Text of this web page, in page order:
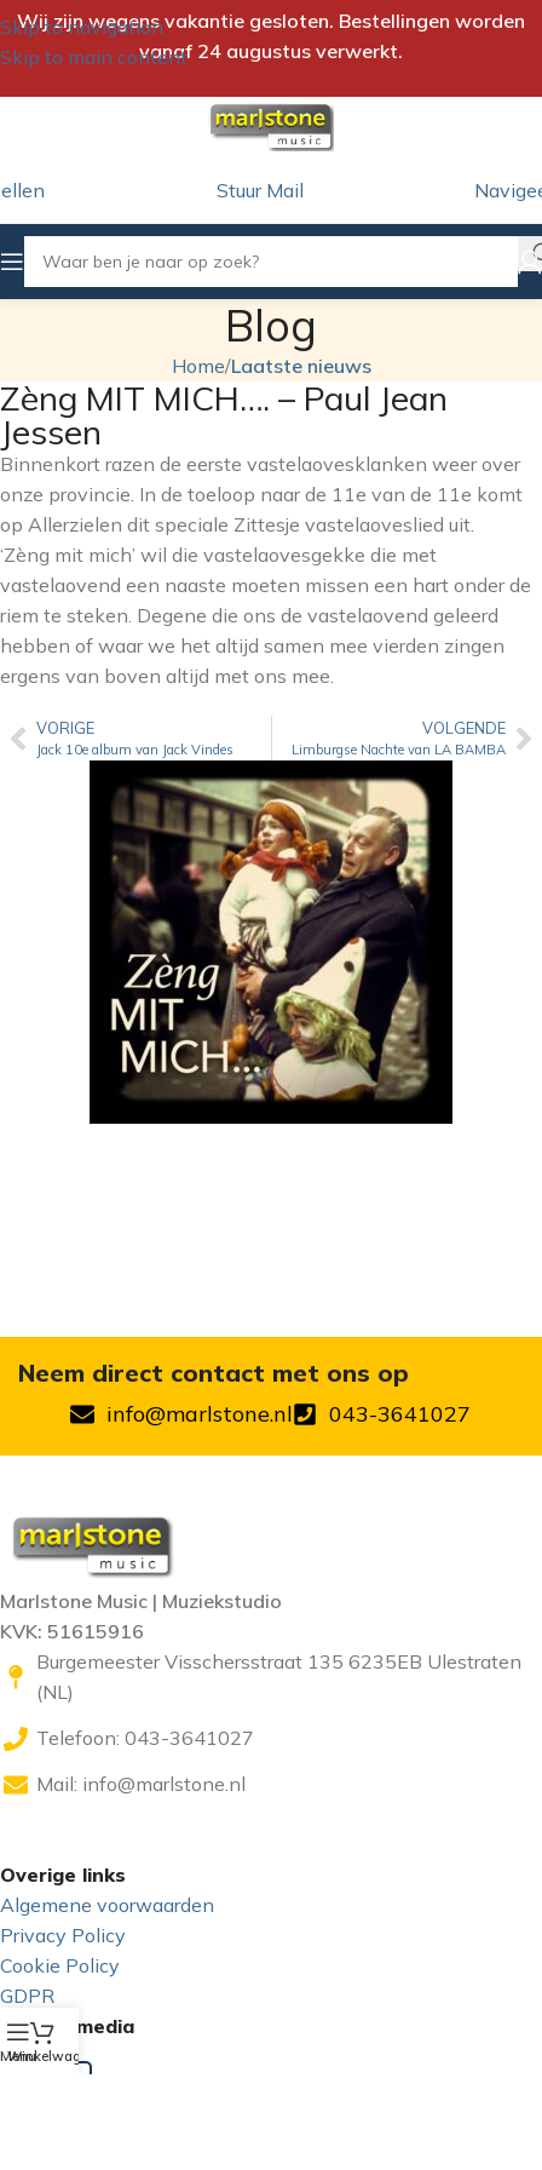
Skip to navigation
Skip to main content
Wij zijn wegens vakantie gesloten. Bestellingen worden
vanaf 24 augustus verwerkt.
Stuur Mail
Blog
Home/Laatste nieuws
Zèng MIT MICH…. – Paul Jean
Jessen
Binnenkort razen de eerste vastelaovesklanken weer over
onze provincie. In de toeloop naar de 11e van de 11e komt
op Allerzielen dit speciale Zittesje vastelaoveslied uit.
‘Zèng mit mich’ wil die vastelaovesgekke die met
vastelaovend een naaste moeten missen een hart onder de
riem te steken. Degene die ons de vastelaovend geleerd
hebben of waar we het altijd samen mee vierden zingen
ergens van boven altijd met ons mee.
VORIGE
Jack 10e album van Jack Vindes
VOLGENDE
Limburgse Nachte van LA BAMBA
Neem direct contact met ons op
info@marlstone.nl 043-3641027
Marlstone Music | Muziekstudio
KVK: 51615916
Burgemeester Visschersstraat 135 6235EB Ulestraten
(NL)
Telefoon: 043-3641027
Mail: info@marlstone.nl
Overige links
Algemene voorwaarden
Privacy Policy
Cookie Policy
GDPR
Sociale media
Menu
Winkelwagen